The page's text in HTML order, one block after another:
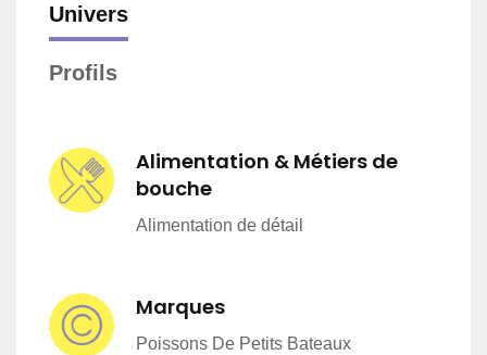
Univers
Profils
Alimentation & Métiers de
bouche
Alimentation de détail
Marques
Poissons De Petits Bateaux